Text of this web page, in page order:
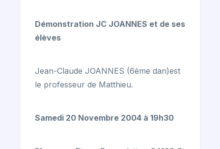
Démonstration JC JOANNES et de ses
élèves
Jean-Claude JOANNES (6ème dan)est
le professeur de Matthieu.
Samedi 20 Novembre 2004 à 19h30